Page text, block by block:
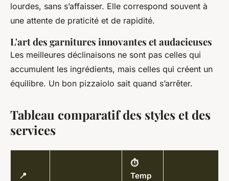
lourdes, sans s’affaisser. Elle correspond souvent à
une attente de praticité et de rapidité.
L'art des garnitures innovantes et audacieuses
Les meilleures déclinaisons ne sont pas celles qui
accumulent les ingrédients, mais celles qui créent un
équilibre. Un bon pizzaiolo sait quand s’arrêter.
Tableau comparatif des styles et des
services
📍
⏱️
Temp